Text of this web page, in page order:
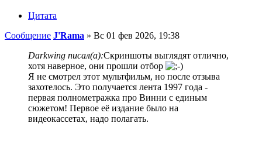
Цитата
Сообщение J'Rama » Вс 01 фев 2026, 19:38
Darkwing писал(а):Скриншоты выглядят отлично,
хотя наверное, они прошли отбор
Я не смотрел этот мультфильм, но после отзыва
захотелось. Это получается лента 1997 года -
первая полнометражка про Винни с единым
сюжетом! Первое её издание было на
видеокассетах, надо полагать.